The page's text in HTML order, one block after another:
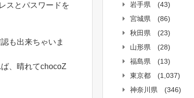
スとパスワードを
も出来ちゃいま
、晴れてchocoZ
岩手県
(43)
宮城県
(86)
秋田県
(23)
山形県
(28)
福島県
(13)
東京都
(1,037)
神奈川県
(346)